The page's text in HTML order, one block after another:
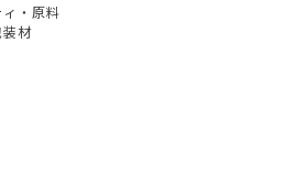
・原料
装材